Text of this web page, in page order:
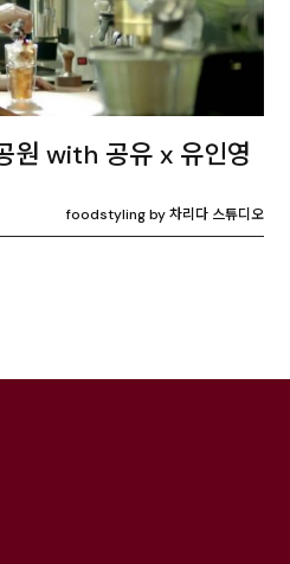
원 with 공유 x 유인영
foodstyling by 차리다 스튜디오